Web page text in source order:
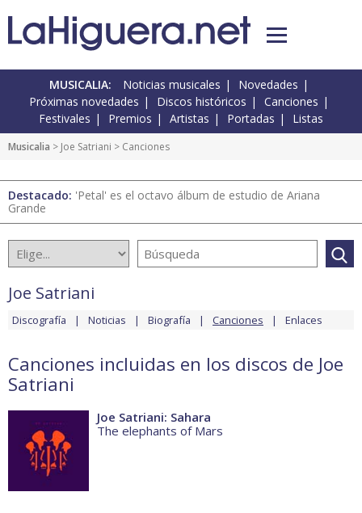
MUSICALIA: Noticias musicales
Novedades
Próximas novedades
Discos históricos
Canciones
Festivales
Premios Artistas Portadas Listas
Musicalia > Joe Satriani > Canciones
Destacado: 'Petal' es el octavo álbum de estudio de Ariana
Grande
Joe Satriani
Discografía Noticias Biografía Canciones Enlaces
Canciones incluidas en los discos de Joe
Satriani
Joe Satriani: Sahara
The elephants of Mars